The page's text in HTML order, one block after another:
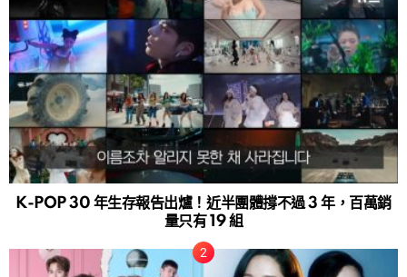
K-POP 30 年生存報告出爐！近半團體撐不過 3 年，百萬銷
量只有 19 組